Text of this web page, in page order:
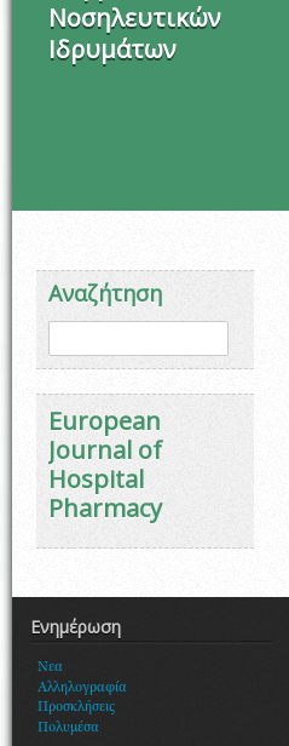
Νοσηλευτικών
Ιδρυμάτων
Αναζήτηση
Φόρμα αναζήτησης
European
Journal of
Hospital
Pharmacy
Ενημέρωση
Νεα
Αλληλογραφία
Προσκλήσεις
Πολυμέσα